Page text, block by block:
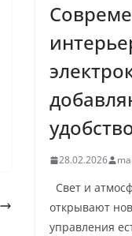
28.02.2026
Свет и
открывают
управления